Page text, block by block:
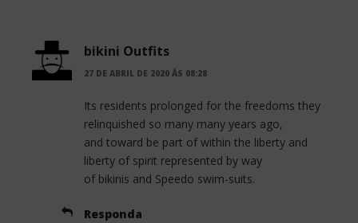
bikini Outfits
27 DE ABRIL DE 2020 ÀS 08:28
Its residents prolonged for the freedoms they
relinquished so many many years ago,
and toward be part of within the liberty and
liberty of spirit represented by way
of bikinis and Speedo swim-suits.
Responda